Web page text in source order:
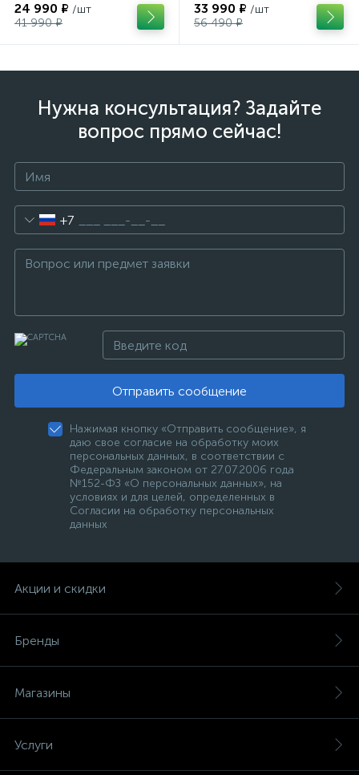
24 990 ₽ /шт
41 990 ₽
33 990 ₽ /шт
56 490 ₽
Нужна консультация? Задайте
вопрос прямо сейчас!
+7
Отправить сообщение
Нажимая кнопку «Отправить сообщение», я
даю свое согласие на обработку моих
персональных данных, в соответствии с
Федеральным законом от 27.07.2006 года
№152-ФЗ «О персональных данных», на
условиях и для целей, определенных в
Согласии на обработку персональных
данных
Акции и скидки
Бренды
Магазины
Услуги